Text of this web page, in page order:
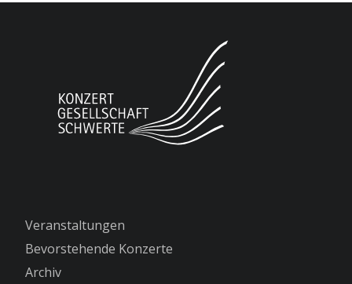
Veranstaltungen
Bevorstehende Konzerte
Archiv